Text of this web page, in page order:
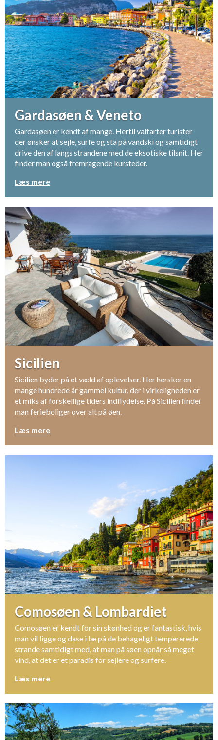
Gardasøen & Veneto
Gardasøen er kendt af mange. Hertil valfarter turister
der ønsker at sejle, surfe og stå på vandski og samtidigt
drive den af langs strandene med de eksotiske tilsnit. Her
finder man også fremragende kursteder.
Læs mere
Sicilien
Sicilien byder på et væld af oplevelser. Her hersker en
mange hundrede år gammel kultur, der i virkeligheden er
et miks af forskellige tiders indflydelse. På Sicilien finder
man ferieboliger over alt på øen.
Læs mere
Comosøen & Lombardiet
Comosøen er kendt for sin skønhed og er fantastisk, hvis
man vil ligge og dase i læ på de behageligt tempererede
strande samtidigt med, at man på søen opnår så meget
vind, at det er et paradis for sejlere og surfere.
Læs mere